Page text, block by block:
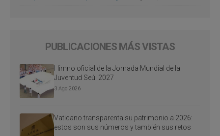
PUBLICACIONES MÁS VISTAS
Himno oficial de la Jornada Mundial de la
Juventud Seúl 2027
3 Ago 2026
Vaticano transparenta su patrimonio a 2026:
estos son sus números y también sus retos